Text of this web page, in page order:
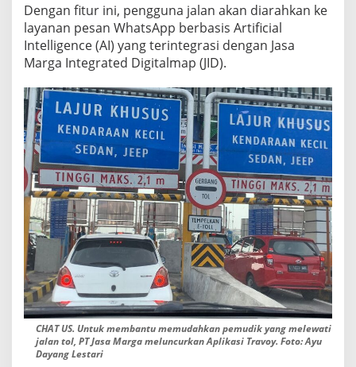
Dengan fitur ini, pengguna jalan akan diarahkan ke
layanan pesan WhatsApp berbasis Artificial
Intelligence (AI) yang terintegrasi dengan Jasa
Marga Integrated Digitalmap (JID).
CHAT US. Untuk membantu memudahkan pemudik yang melewati
jalan tol, PT Jasa Marga meluncurkan Aplikasi Travoy. Foto: Ayu
Dayang Lestari